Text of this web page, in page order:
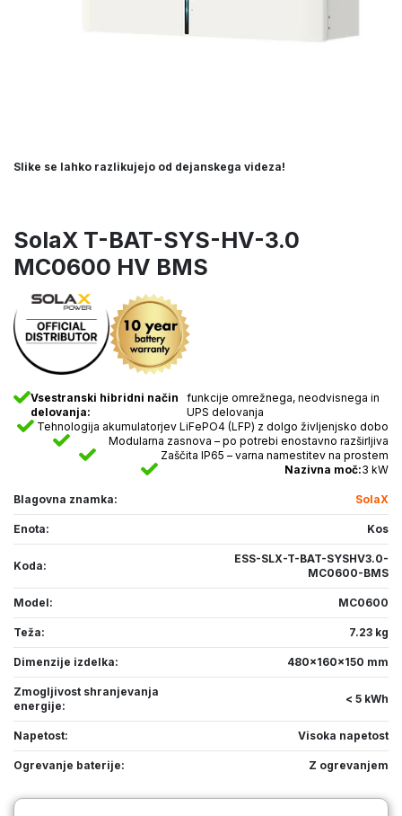
Slike se lahko razlikujejo od dejanskega videza!
SolaX T-BAT-SYS-HV-3.0
MC0600 HV BMS
Vsestranski hibridni način
delovanja:
funkcije omrežnega, neodvisnega in
UPS delovanja
Tehnologija akumulatorjev LiFePO4 (LFP) z dolgo življenjsko dobo
Modularna zasnova – po potrebi enostavno razširljiva
Zaščita IP65 – varna namestitev na prostem
Nazivna moč:3 kW
Blagovna znamka: SolaX
Enota: Kos
Koda:
ESS-SLX-T-BAT-SYSHV3.0-
MC0600-BMS
Model: MC0600
Teža: 7.23 kg
Dimenzije izdelka: 480x160x150 mm
Zmogljivost shranjevanja
energije:
< 5 kWh
Napetost: Visoka napetost
Ogrevanje baterije: Z ogrevanjem